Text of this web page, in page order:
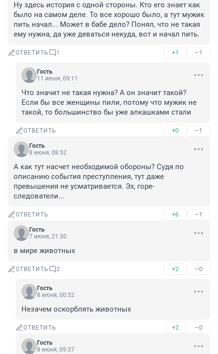
Ну здесь история с одной стороны. Кто его знает как
было на самом деле. То все хорошо было, а тут мужик
пить начал... Может в бабе дело? Понял, что не такая
ему нужна, да уже деваться некуда, вот и начал пить.
ОТВЕТИТЬ 1 +1 –1
Гость
11 июня, 09:11
Что значит не такая нужна? А он значит такой?
Если бы все женщины пили, потому что мужик не
такой, то большинство бы уже алкашками стали
ОТВЕТИТЬ +0 –1
Гость
8 июня, 08:52
А как тут насчет необходимой обороны? Судя по
описанию события преступления, тут даже
превышения не усматривается. Эх, горе-
следователи...
ОТВЕТИТЬ +6 –1
Гость
7 июня, 21:30
в мире животных
ОТВЕТИТЬ 2 +2 –0
Гость
8 июня, 00:52
Незачем оскорблять животных
ОТВЕТИТЬ +2 –0
Гость
8 июня, 09:37